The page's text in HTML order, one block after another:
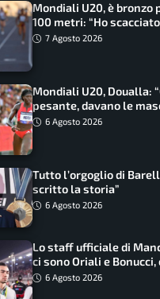
Mondiali U20, è bronzo
100 metri: “Ho scacciato
7 Agosto 2026
Mondiali U20, Doualla:
pesante, davano le
Non ho nulla da perdere”
6 Agosto 2026
Tutto l’orgoglio di
scritto la storia”
6 Agosto 2026
Lo staff ufficiale di
ci sono Oriali e
ritorno
6 Agosto 2026